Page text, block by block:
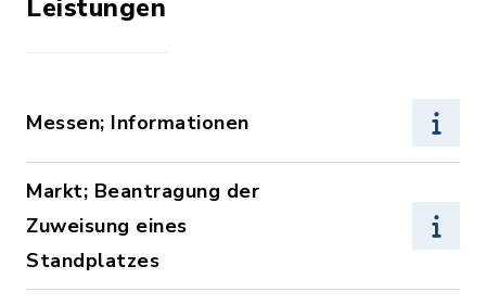
Leistungen
Messen; Informationen
Markt; Beantragung der
Zuweisung eines
Standplatzes